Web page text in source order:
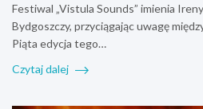
Festiwal „Vistula Sounds” imienia
Bydgoszczy, przyciągając uwagę
Piąta edycja tego…
Czytaj dalej